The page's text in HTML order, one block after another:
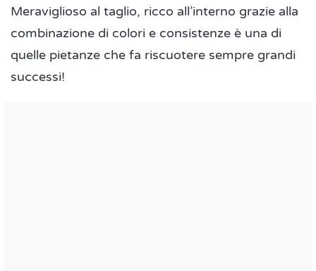
Meraviglioso al taglio, ricco all’interno grazie alla
combinazione di colori e consistenze è una di
quelle pietanze che fa riscuotere sempre grandi
successi!